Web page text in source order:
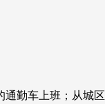
会 CBA NBA
车上班；从城区